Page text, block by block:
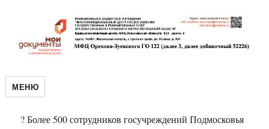
МЕНЮ
? Более 500 сотрудников госучреждений Подмосковья